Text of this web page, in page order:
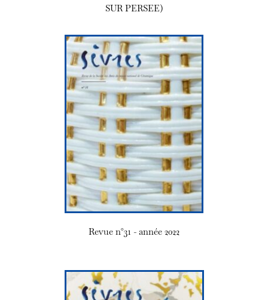
SUR PERSEE)
Revue n°31 - année 2022